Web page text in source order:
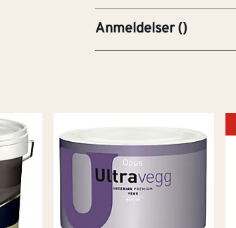
Anmeldelser()